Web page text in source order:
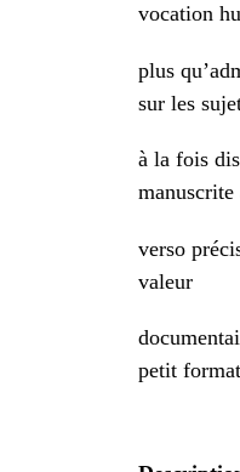
vocation
plus
sur les
à la fois
manuscrite
verso
valeur
petit